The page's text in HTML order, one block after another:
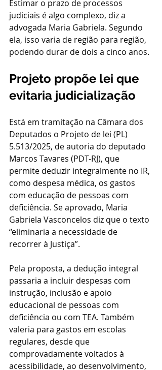
Estimar o prazo de processos
judiciais é algo complexo, diz a
advogada Maria Gabriela. Segundo
ela, isso varia de região para região,
podendo durar de dois a cinco anos.
Projeto propõe lei que
evitaria judicialização
Está em tramitação na Câmara dos
Deputados o Projeto de lei (PL)
5.513/2025, de autoria do deputado
Marcos Tavares (PDT-RJ), que
permite deduzir integralmente no IR,
como despesa médica, os gastos
com educação de pessoas com
deficiência. Se aprovado, Maria
Gabriela Vasconcelos diz que o texto
“eliminaria a necessidade de
recorrer à Justiça”.
Pela proposta, a dedução integral
passaria a incluir despesas com
instrução, inclusão e apoio
educacional de pessoas com
deficiência ou com TEA. Também
valeria para gastos em escolas
regulares, desde que
comprovadamente voltados à
acessibilidade, ao desenvolvimento,